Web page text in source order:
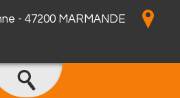
- 47200 MARMANDE